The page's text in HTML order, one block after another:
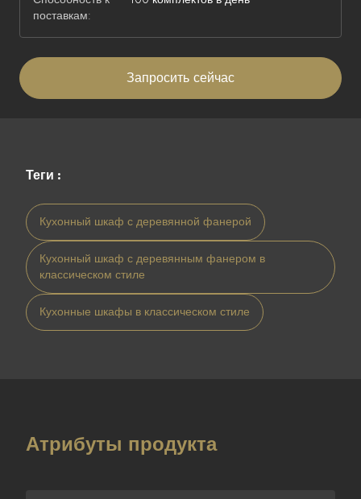
поставкам:
Запросить сейчас
Теги :
Кухонный шкаф с деревянной фанерой
Кухонный шкаф с деревянным фанером в
классическом стиле
Кухонные шкафы в классическом стиле
Атрибуты продукта